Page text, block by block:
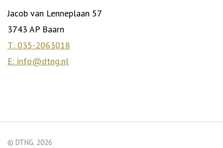
Jacob van Lenneplaan 57
3743 AP Baarn
T: 035-2063018
E: info@dtng.nl
© DTNG. 2026